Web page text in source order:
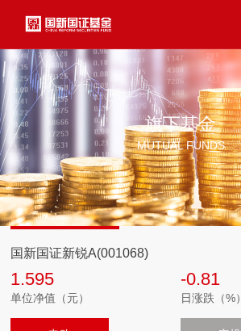
旗下基金
MUTUAL FUNDS
国新国证新锐A(001068)
1.595
单位净值（元）
-0.81
日涨跌（%）